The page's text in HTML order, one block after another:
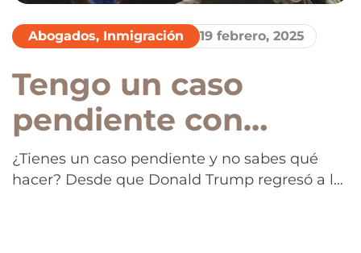
Abogados, Inmigración 19 febrero, 2025
Tengo un caso
pendiente con
inmigración, ¿me
pueden deportar?
¿Tienes un caso pendiente y no sabes qué
hacer? Desde que Donald Trump regresó a la